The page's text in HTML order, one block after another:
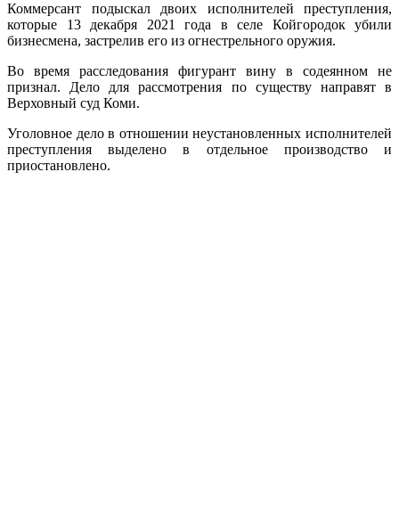
Коммерсант подыскал двоих исполнителей преступления,
которые 13 декабря 2021 года в селе Койгородок убили
бизнесмена, застрелив его из огнестрельного оружия.
Во время расследования фигурант вину в содеянном не
признал. Дело для рассмотрения по существу направят в
Верховный суд Коми.
Уголовное дело в отношении неустановленных исполнителей
преступления выделено в отдельное производство и
приостановлено.